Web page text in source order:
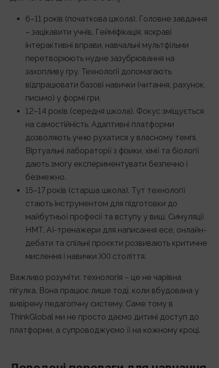
6–11 років (початкова школа). Головне завдання
– зацікавити учнів. Гейміфікація, яскраві
інтерактивні вправи, навчальні мультфільми
перетворюють нудне зазубрювання на
захопливу гру. Технології допомагають
відпрацювати базові навички (читання, рахунок,
письмо) у формі гри.
12–14 років (середня школа). Фокус зміщується
на самостійність. Адаптивні платформи
дозволяють учню рухатися у власному темпі.
Віртуальні лабораторії з фізики, хімії та біології
дають змогу експериментувати безпечно і
безмежно.
15–17 років (старша школа). Тут технології
стають інструментом для підготовки до
майбутньої професії та вступу у виш. Симуляції
НМТ, AI-тренажери для написання есе, онлайн-
дебати та спільні проєкти розвивають критичне
мислення і навички XXI століття.
Важливо розуміти: технологія – це не чарівна
пігулка. Вона працює лише тоді, коли вбудована у
вивірену педагогічну систему. Саме тому в
ThinkGlobal ми не просто даємо дитині доступ до
платформи, а супроводжуємо її на кожному кроці.